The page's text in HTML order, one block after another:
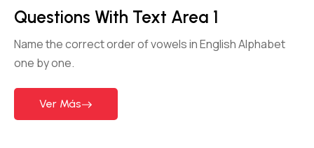
Questions With Text Area 1
Name the correct order of vowels in English Alphabet
one by one.
Ver Más